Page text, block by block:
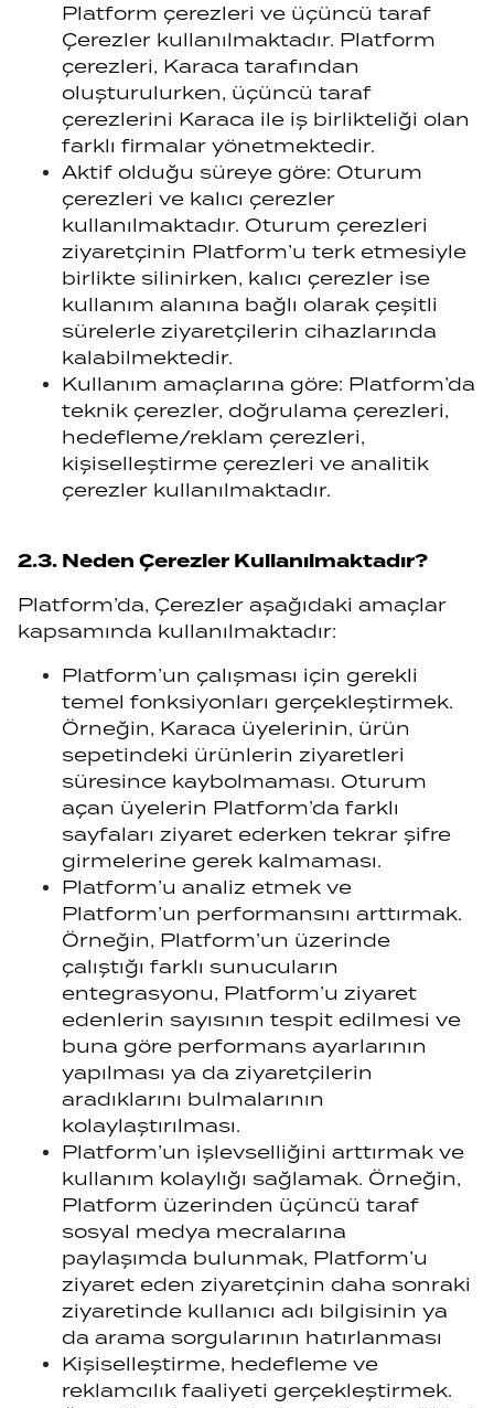
Platform çerezleri ve üçüncü taraf
Çerezler kullanılmaktadır. Platform
çerezleri, Karaca tarafından
oluşturulurken, üçüncü taraf
çerezlerini Karaca ile iş birlikteliği olan
farklı firmalar yönetmektedir.
Aktif olduğu süreye göre: Oturum
çerezleri ve kalıcı çerezler
kullanılmaktadır. Oturum çerezleri
ziyaretçinin Platform’u terk etmesiyle
birlikte silinirken, kalıcı çerezler ise
kullanım alanına bağlı olarak çeşitli
sürelerle ziyaretçilerin cihazlarında
kalabilmektedir.
Kullanım amaçlarına göre: Platform’da
teknik çerezler, doğrulama çerezleri,
hedefleme/reklam çerezleri,
kişiselleştirme çerezleri ve analitik
çerezler kullanılmaktadır.
2.3. Neden Çerezler Kullanılmaktadır?
Platform’da, Çerezler aşağıdaki amaçlar
kapsamında kullanılmaktadır:
Platform’un çalışması için gerekli
temel fonksiyonları gerçekleştirmek.
Örneğin, Karaca üyelerinin, ürün
sepetindeki ürünlerin ziyaretleri
süresince kaybolmaması. Oturum
açan üyelerin Platform’da farklı
sayfaları ziyaret ederken tekrar şifre
girmelerine gerek kalmaması.
Platform’u analiz etmek ve
Platform’un performansını arttırmak.
Örneğin, Platform’un üzerinde
çalıştığı farklı sunucuların
entegrasyonu, Platform’u ziyaret
edenlerin sayısının tespit edilmesi ve
buna göre performans ayarlarının
yapılması ya da ziyaretçilerin
aradıklarını bulmalarının
kolaylaştırılması.
Platform’un işlevselliğini arttırmak ve
kullanım kolaylığı sağlamak. Örneğin,
Platform üzerinden üçüncü taraf
sosyal medya mecralarına
paylaşımda bulunmak, Platform’u
ziyaret eden ziyaretçinin daha sonraki
ziyaretinde kullanıcı adı bilgisinin ya
da arama sorgularının hatırlanması
Kişiselleştirme, hedefleme ve
reklamcılık faaliyeti gerçekleştirmek.